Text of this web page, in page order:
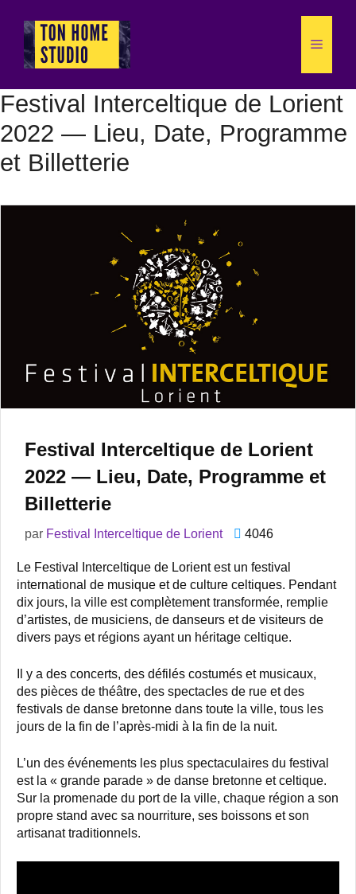
contenu
Menu
Festival Interceltique de Lorient
2022 — Lieu, Date, Programme
et Billetterie
Festival Interceltique de Lorient
2022 — Lieu, Date, Programme et
Billetterie
par Festival Interceltique de Lorient 4046
Le Festival Interceltique de Lorient est un festival
international de musique et de culture celtiques. Pendant
dix jours, la ville est complètement transformée, remplie
d’artistes, de musiciens, de danseurs et de visiteurs de
divers pays et régions ayant un héritage celtique.
Il y a des concerts, des défilés costumés et musicaux,
des pièces de théâtre, des spectacles de rue et des
festivals de danse bretonne dans toute la ville, tous les
jours de la fin de l’après-midi à la fin de la nuit.
L’un des événements les plus spectaculaires du festival
est la « grande parade » de danse bretonne et celtique.
Sur la promenade du port de la ville, chaque région a son
propre stand avec sa nourriture, ses boissons et son
artisanat traditionnels.